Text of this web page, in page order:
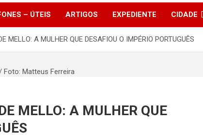
– ÚTEIS ARTIGOS EXPEDIENTE CIDADE
MELLO: A MULHER QUE DESAFIOU O IMPÉRIO PORTUGUÊS
MELLO: A MULHER QUE